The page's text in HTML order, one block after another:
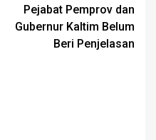
Pejabat Pemprov dan
Gubernur Kaltim Belum
Beri Penjelasan